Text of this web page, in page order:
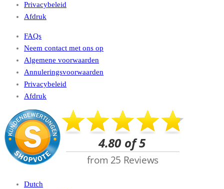
Privacybeleid
Afdruk
FAQs
Neem contact met ons op
Algemene voorwaarden
Annuleringsvoorwaarden
Privacybeleid
Afdruk
Dutch